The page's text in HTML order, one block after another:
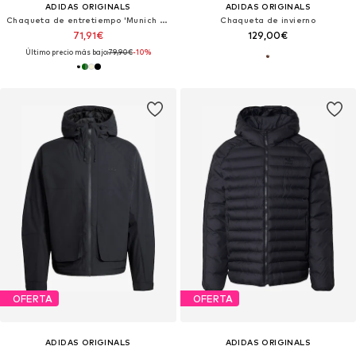
ADIDAS ORIGINALS
Chaqueta de entretiempo 'Munich 93'
71,91€
Último precio más bajo:79,90€-10%
ADIDAS ORIGINALS
Chaqueta de invierno
129,00€
OFERTA
ADIDAS ORIGINALS
OFERTA
ADIDAS ORIGINALS